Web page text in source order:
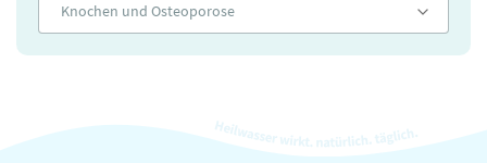
Knochen und Osteoporose